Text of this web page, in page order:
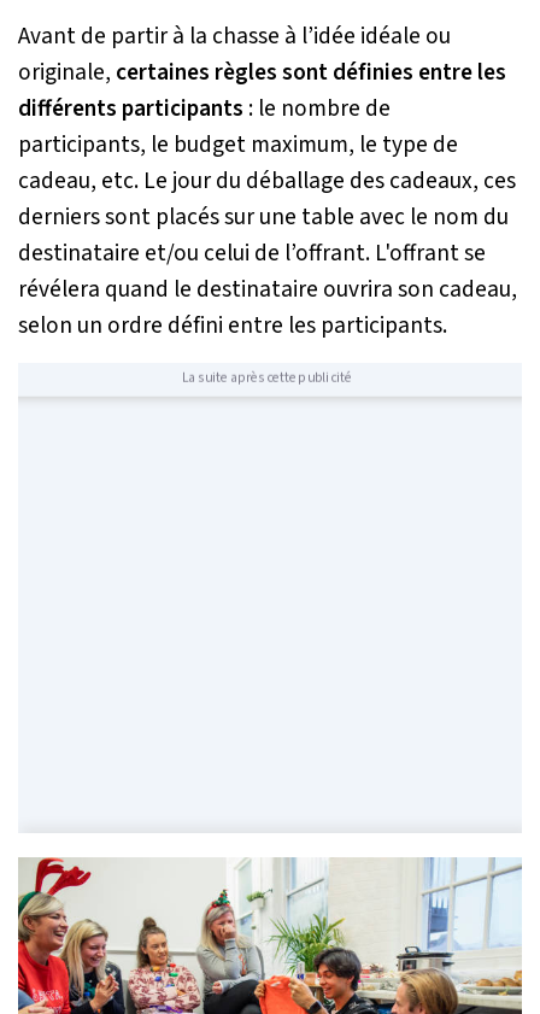
Avant de partir à la chasse à l’idée idéale ou
originale, certaines règles sont définies entre les
différents participants : le nombre de
participants, le budget maximum, le type de
cadeau, etc. Le jour du déballage des cadeaux, ces
derniers sont placés sur une table avec le nom du
destinataire et/ou celui de l’offrant. L'offrant se
révélera quand le destinataire ouvrira son cadeau,
selon un ordre défini entre les participants.
La suite après cette publicité